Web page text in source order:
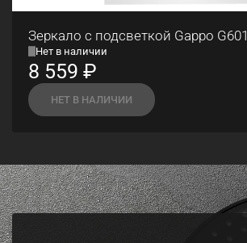
Зеркало с подсветкой Gappo G601
Нет в наличии
8 559 ₽
НЕТ В НАЛИЧИИ